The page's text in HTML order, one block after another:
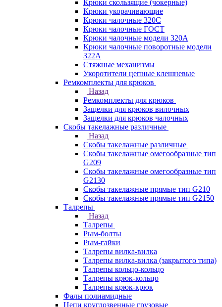
Крюки скользящие (чокерные)
Крюки укорачивающие
Крюки чалочные 320C
Крюки чалочные ГОСТ
Крюки чалочные модели 320А
Крюки чалочные поворотные модели
322А
Стяжные механизмы
Укоротители цепные клешневые
Ремкомплекты для крюков
Назад
Ремкомплекты для крюков
Защелки для крюков вилочных
Защелки для крюков чалочных
Скобы такелажные различные
Назад
Скобы такелажные различные
Скобы такелажные омегообразные тип
G209
Скобы такелажные омегообразные тип
G2130
Скобы такелажные прямые тип G210
Скобы такелажные прямые тип G2150
Талрепы
Назад
Талрепы
Рым-болты
Рым-гайки
Талрепы вилка-вилка
Талрепы вилка-вилка (закрытого типа)
Талрепы кольцо-кольцо
Талрепы крюк-кольцо
Талрепы крюк-крюк
Фалы полиамидные
Цепи круглозвенные грузовые